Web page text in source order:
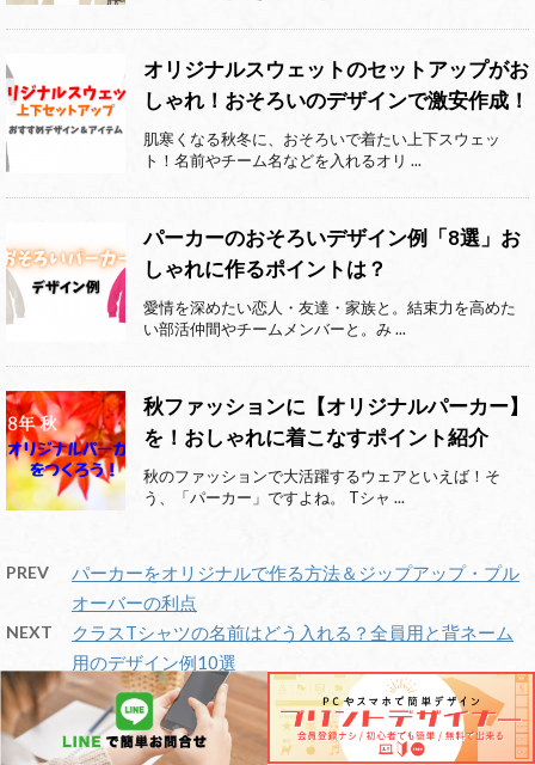
オリジナルスウェットのセットアップがお
しゃれ！おそろいのデザインで激安作成！
肌寒くなる秋冬に、おそろいで着たい上下スウェッ
ト！名前やチーム名などを入れるオリ ...
パーカーのおそろいデザイン例「8選」お
しゃれに作るポイントは？
愛情を深めたい恋人・友達・家族と。結束力を高めた
い部活仲間やチームメンバーと。み ...
秋ファッションに【オリジナルパーカー】
を！おしゃれに着こなすポイント紹介
秋のファッションで大活躍するウェアといえば！そ
う、「パーカー」ですよね。 Tシャ ...
PREV
パーカーをオリジナルで作る方法＆ジップアップ・プル
オーバーの利点
NEXT
クラスTシャツの名前はどう入れる？全員用と背ネーム
用のデザイン例10選